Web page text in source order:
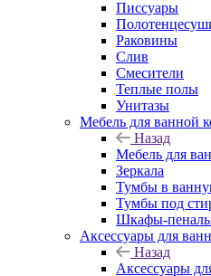
Писсуары
Раковины
Слив
Смесители
Теплые полы
Унитазы
Мебель для ванной
Назад
Мебель для
Зеркала
Тумбы в
Тумбы под
Шкафы-
Аксессуары для
Назад
Аксессуары